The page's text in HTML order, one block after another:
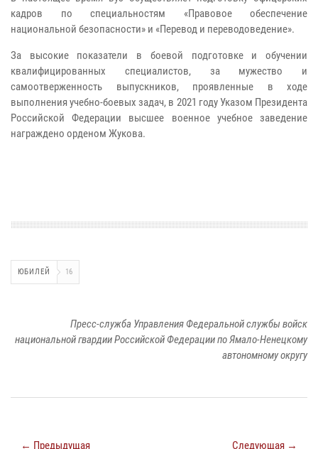
кадров по специальностям «Правовое обеспечение
национальной безопасности» и «Перевод и переводоведение».
За высокие показатели в боевой подготовке и обучении
квалифицированных специалистов, за мужество и
самоотверженность выпускников, проявленные в ходе
выполнения учебно-боевых задач, в 2021 году Указом Президента
Российской Федерации высшее военное учебное заведение
награждено орденом Жукова.
ЮБИЛЕЙ 16
Пресс-служба Управления Федеральной службы войск
национальной гвардии Российской Федерации по Ямало-Ненецкому
автономному округу
← Предыдущая Следующая →